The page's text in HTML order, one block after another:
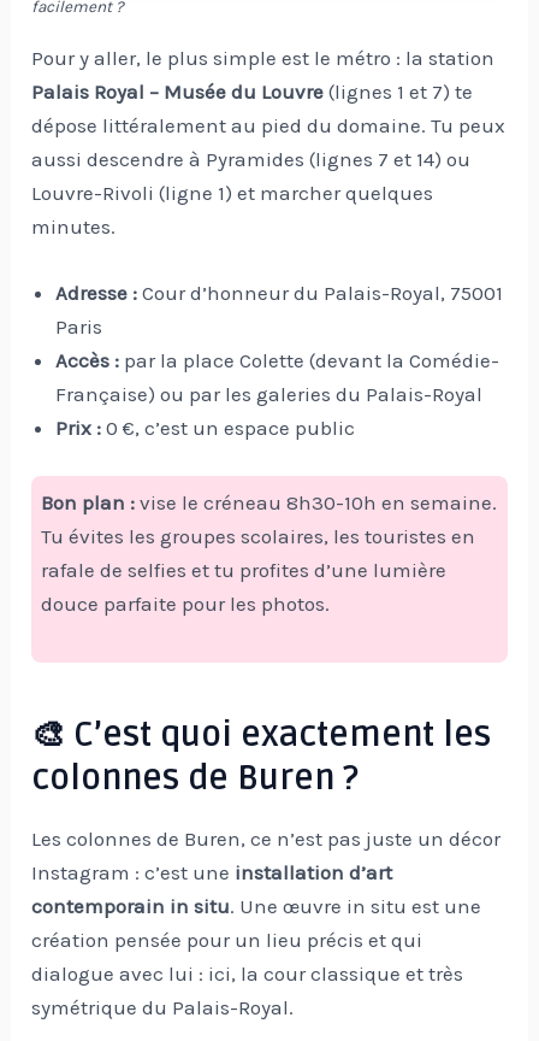
facilement ?
Pour y aller, le plus simple est le métro : la station
Palais Royal – Musée du Louvre (lignes 1 et 7) te
dépose littéralement au pied du domaine. Tu peux
aussi descendre à Pyramides (lignes 7 et 14) ou
Louvre-Rivoli (ligne 1) et marcher quelques
minutes.
Adresse : Cour d’honneur du Palais-Royal, 75001
Paris
Accès : par la place Colette (devant la Comédie-
Française) ou par les galeries du Palais-Royal
Prix : 0 €, c’est un espace public
Bon plan : vise le créneau 8h30-10h en semaine.
Tu évites les groupes scolaires, les touristes en
rafale de selfies et tu profites d’une lumière
douce parfaite pour les photos.
🎨 C’est quoi exactement les
colonnes de Buren ?
Les colonnes de Buren, ce n’est pas juste un décor
Instagram : c’est une installation d’art
contemporain in situ. Une œuvre in situ est une
création pensée pour un lieu précis et qui
dialogue avec lui : ici, la cour classique et très
symétrique du Palais-Royal.